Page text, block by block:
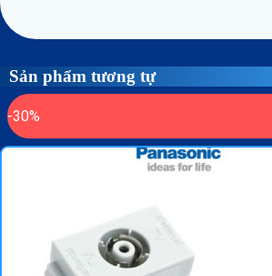
Sản phẩm tương tự
-30%